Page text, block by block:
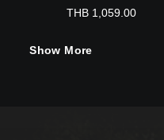
Pack
THB 1,059.00
Show More